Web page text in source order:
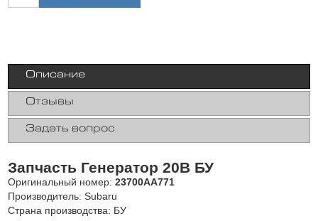
Описание
Отзывы
Задать вопрос
Запчасть Генератор 20B БУ
Оригинальный номер:23700AA771
Производитель: Subaru
Страна производства: БУ